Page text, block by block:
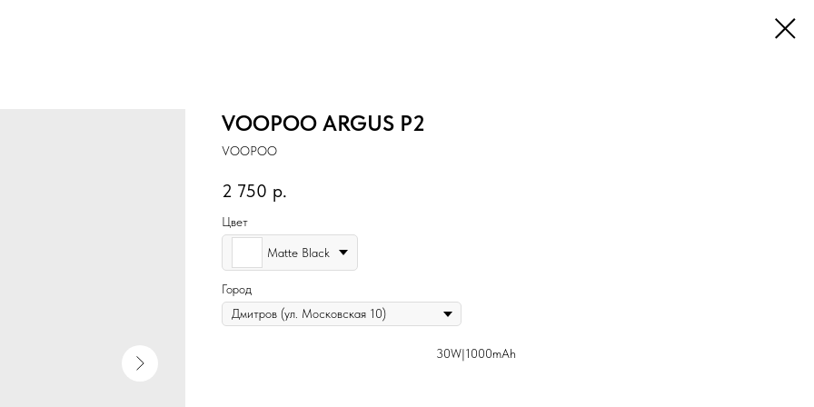
VOOPOO ARGUS P2
VOOPOO
2 750 р.
Цвет
Matte Black
Город
30W|1000mAh